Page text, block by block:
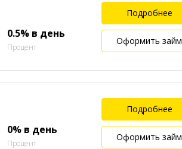
0.5% в день
Процент
Подробнее
Оформить займ
0% в день
Процент
Подробнее
Оформить займ